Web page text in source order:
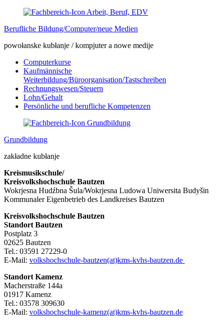
Berufliche Bildung/Computer/neue Medien
powołanske kubłanje / kompjuter a nowe medije
Computerkurse
Kaufmännische
Weiterbildung/Büroorganisation/Tastschreiben
Rechnungswesen/Steuern
Lohn/Gehalt
Persönliche und berufliche Kompetenzen
Grundbildung
zakładne kubłanje
Kreismusikschule/
Kreisvolkshochschule Bautzen
Wokrjesna Hudźbna Šula/Wokrjesna Ludowa Uniwersita Budyšin
Kommunaler Eigenbetrieb des Landkreises Bautzen
Kreisvolkshochschule Bautzen
Standort Bautzen
Postplatz 3
02625 Bautzen
Tel.: 03591 27229-0
E-Mail: volkshochschule-bautzen(at)kms-kvhs-bautzen.de
Standort Kamenz
Macherstraße 144a
01917 Kamenz
Tel.: 03578 309630
E-Mail: volkshochschule-kamenz(at)kms-kvhs-bautzen.de